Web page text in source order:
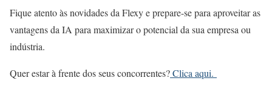
Fique atento às novidades da Flexy e prepare-se para aproveitar as
vantagens da IA ​​para maximizar o potencial da sua empresa ou
indústria.
Quer estar à frente dos seus concorrentes?Clica aqui.